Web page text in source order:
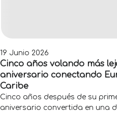
19 Junio 2026
Cinco años volando más
aniversario conectando
Caribe
Cinco años después de su
aniversario convertida en una